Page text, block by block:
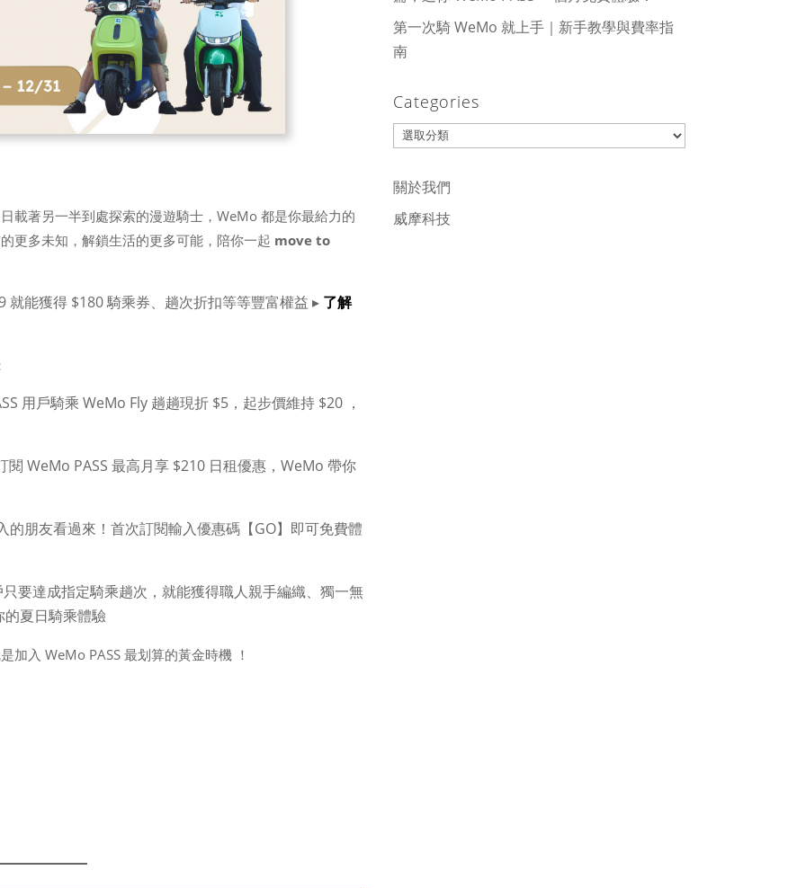
載著另一半到處探索的漫遊騎士，WeMo 都是你最給力的
更多未知，解鎖生活的更多可能，陪你一起 move to
就能獲得 $180 騎乘券、趟次折扣等等豐富權益 ▸ 了解
用戶騎乘 WeMo Fly 趟趟現折 $5，起步價維持 $20 ，
閱 WeMo PASS 最高月享 $210 日租優惠，WeMo 帶你
的朋友看過來！首次訂閱輸入優惠碼【GO】即可免費體
只要達成指定騎乘趟次，就能獲得職人親手編織、獨一無
夏日騎乘體驗
加入 WeMo PASS 最划算的黃金時機 ！
第一次騎 WeMo 就上手｜新手教學與費率指
南
Categories
Categories
關於我們
威摩科技